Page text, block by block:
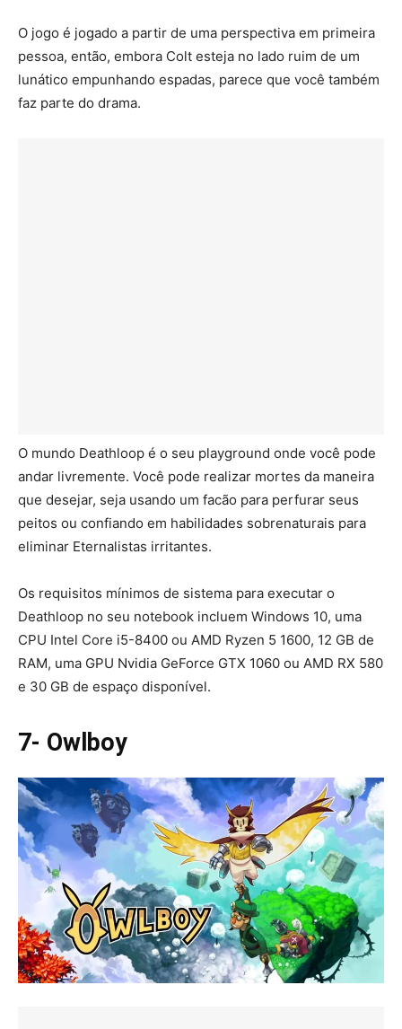
O jogo é jogado a partir de uma perspectiva em primeira
pessoa, então, embora Colt esteja no lado ruim de um
lunático empunhando espadas, parece que você também
faz parte do drama.
O mundo Deathloop é o seu playground onde você pode
andar livremente. Você pode realizar mortes da maneira
que desejar, seja usando um facão para perfurar seus
peitos ou confiando em habilidades sobrenaturais para
eliminar Eternalistas irritantes.
Os requisitos mínimos de sistema para executar o
Deathloop no seu notebook incluem Windows 10, uma
CPU Intel Core i5-8400 ou AMD Ryzen 5 1600, 12 GB de
RAM, uma GPU Nvidia GeForce GTX 1060 ou AMD RX 580
e 30 GB de espaço disponível.
7- Owlboy